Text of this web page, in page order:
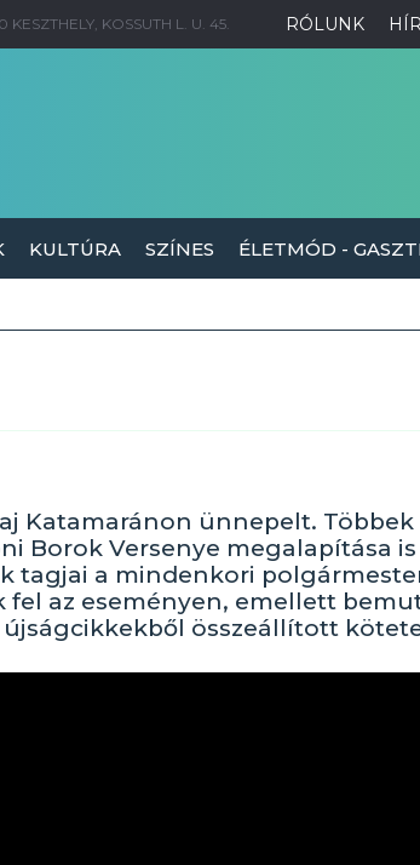
RÓLUNK
KESZTHELY, KOSSUTH L. U. 45.
KULTÚRA SZÍNES ÉLETMÓD -
Katamaránon ünnepelt.
Borok Versenye megalapítása is
tagjai a mindenkori
az eseményen, emellett
összeállított